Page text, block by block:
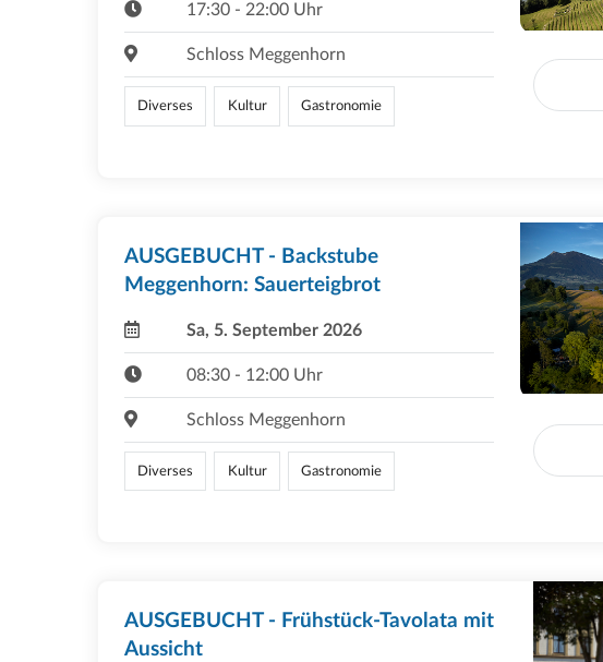
17:30 - 22:00 Uhr
Schloss Meggenhorn
Diverses Kultur Gastronomie
AUSGEBUCHT - Backstube
Meggenhorn: Sauerteigbrot
Sa, 5. September 2026
08:30 - 12:00 Uhr
Schloss Meggenhorn
Diverses Kultur Gastronomie
AUSGEBUCHT - Frühstück-Tavolata mit
Aussicht